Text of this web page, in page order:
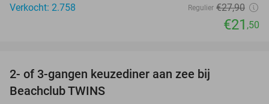
Verkocht: 2.758
Regulier €27,90
€21 ,50
2- of 3-gangen keuzediner aan zee bij
Beachclub TWINS